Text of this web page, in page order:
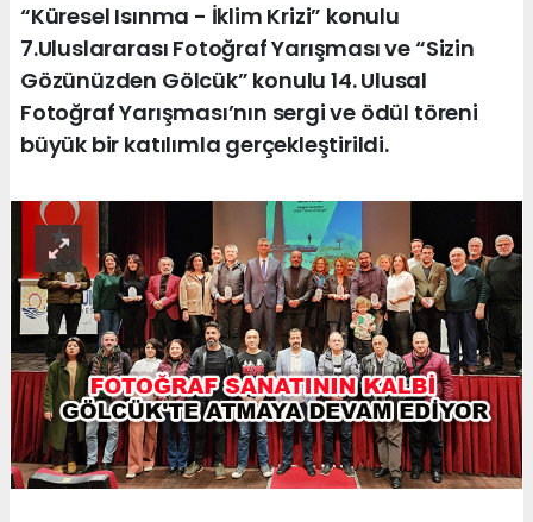
“Küresel Isınma - İklim Krizi” konulu
7.Uluslararası Fotoğraf Yarışması ve “Sizin
Gözünüzden Gölcük” konulu 14. Ulusal
Fotoğraf Yarışması’nın sergi ve ödül töreni
büyük bir katılımla gerçekleştirildi.